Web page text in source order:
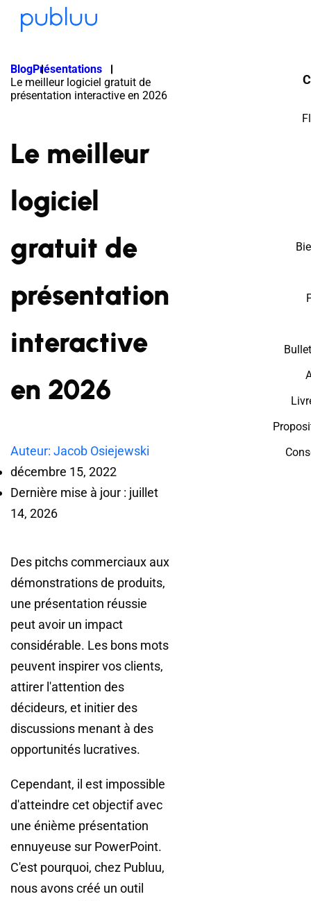
BlogPrésentations
Le meilleur logiciel gratuit de
présentation interactive en 2026
Le meilleur
logiciel
gratuit de
présentation
interactive
en 2026
Auteur: Jacob Osiejewski
décembre 15, 2022
Dernière mise à jour : juillet
14, 2026
Des pitchs commerciaux aux
démonstrations de produits,
une présentation réussie
peut avoir un impact
considérable. Les bons mots
peuvent inspirer vos clients,
attirer l'attention des
décideurs, et initier des
discussions menant à des
opportunités lucratives.
Cependant, il est impossible
d'atteindre cet objectif avec
une énième présentation
ennuyeuse sur PowerPoint.
C'est pourquoi, chez Publuu,
nous avons créé un outil